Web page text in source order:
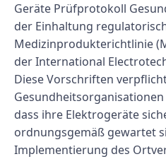
Geräte Prüfprotokoll
der Einhaltung
Medizinprodukterichtlinie
der International
Diese Vorschriften
dass ihre Elektrogeräte
ordnungsgemäß gewartet
Implementierung des